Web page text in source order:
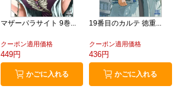
マザーパラサイト 9巻...
クーポン適用価格
449円
かごに入れる
19番目のカルテ 徳重...
クーポン適用価格
436円
かごに入れる